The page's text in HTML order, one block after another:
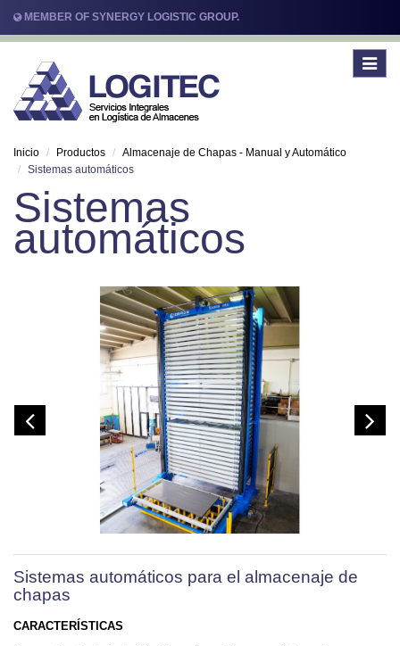
MEMBER OF SYNERGY LOGISTIC GROUP.
Toggle
Inicio Productos
Almacenaje de Chapas - Manual y Automático
Sistemas automáticos
Sistemas
automáticos
Sistemas automáticos para el almacenaje de
chapas
CARACTERÍSTICAS